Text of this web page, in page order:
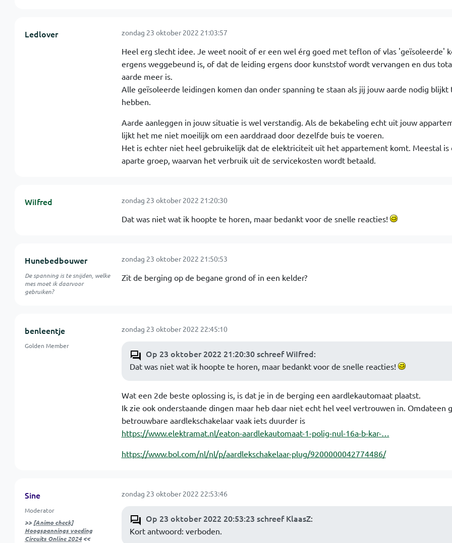
Ledlover zondag 23 oktober 2022 21:03:57
Heel erg slecht idee. Je weet nooit of er een wel érg goed met teflon of vlas 'geïsoleerde'
ergens weggebeund is, of dat de leiding ergens door kunststof wordt vervangen en dus
aarde meer is.
Alle geïsoleerde leidingen komen dan onder spanning te staan als jij jouw aarde nodig blijkt
hebben.
Aarde aanleggen in jouw situatie is wel verstandig. Als de bekabeling echt uit jouw
lijkt het me niet moeilijk om een aarddraad door dezelfde buis te voeren.
Het is echter niet heel gebruikelijk dat de elektriciteit uit het appartement komt. Meestal is
aparte groep, waarvan het verbruik uit de servicekosten wordt betaald.
WiIfred zondag 23 oktober 2022 21:20:30
Dat was niet wat ik hoopte te horen, maar bedankt voor de snelle reacties!
Hunebedbouwer
De spanning is te snijden, welke
mes moet ik daarvoor
gebruiken?
zondag 23 oktober 2022 21:50:53
Zit de berging op de begane grond of in een kelder?
benleentje
Golden Member
zondag 23 oktober 2022 22:45:10
Op 23 oktober 2022 21:20:30 schreef WiIfred:
Dat was niet wat ik hoopte te horen, maar bedankt voor de snelle reacties!
Wat een 2de beste oplossing is, is dat je in de berging een aardlekautomaat plaatst.
Ik zie ook onderstaande dingen maar heb daar niet echt hel veel vertrouwen in. Omdateen
betrouwbare aardlekschakelaar vaak iets duurder is
https://www.elektramat.nl/eaton-aardlekautomaat-1-polig-nul-16a-b-kar-…
https://www.bol.com/nl/nl/p/aardlekschakelaar-plug/9200000042774486/
Sine
Moderator
>> [Animo check]
Hoogspannings voeding
Circuits Online 2024<<
zondag 23 oktober 2022 22:53:46
Op 23 oktober 2022 20:53:23 schreef KlaasZ:
Kort antwoord: verboden.